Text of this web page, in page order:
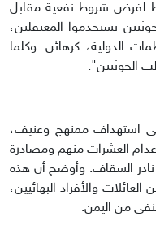
لفرض شروط نفعية مقابل
يستخدموا المعتقلين،
الدولية، كرهائن. وكلما
الحوثيين".
استهداف ممنهج وعنيف،
العشرات منهم ومصادرة
السقاف. وأوضح أن هذه
والأفراد البهائيين،
من اليمن.